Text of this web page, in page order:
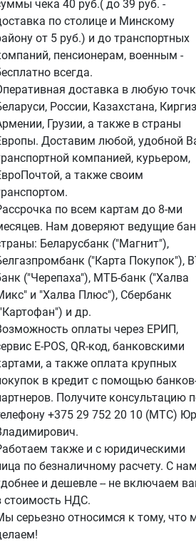
чека 40 руб.( до 39 руб. -
по столице и Минскому
от 5 руб.) и до транспортных
пенсионерам, военным -
всегда.
доставка в любую
России, Казахстана,
Грузии, а также в страны
Доставим любой, удобной
компанией, курьером,
а также своим
по всем картам до 8-ми
Нам доверяют ведущие
Беларусбанк ("Магнит"),
("Карта Покупок"),
("Черепаха"), МТБ-банк ("Халва
и "Халва Плюс"), Сбербанк
и др.
оплаты через ЕРИП,
E-POS, QR-код, банковскими
а также оплата крупных
в кредит с помощью
Получите консультацию
+375 29 752 20 10 (МТС)
также и с юридическими
по безналичному расчету. С
и дешевле -- не включаем
стоимость НДС.
серьезно относимся к тому, что